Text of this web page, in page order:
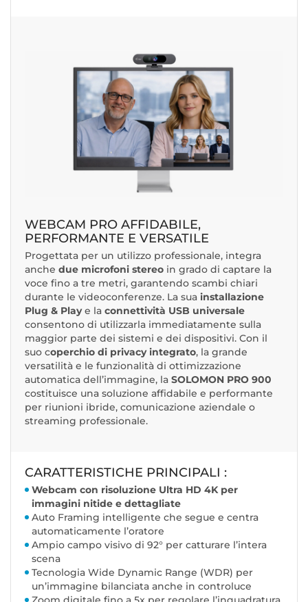
WEBCAM PRO AFFIDABILE,
PERFORMANTE E VERSATILE
Progettata per un utilizzo professionale, integra
anche due microfoni stereo in grado di captare la
voce fino a tre metri, garantendo scambi chiari
durante le videoconferenze. La sua installazione
Plug & Playe la connettività USB universale
consentono di utilizzarla immediatamente sulla
maggior parte dei sistemi e dei dispositivi. Con il
suo coperchio di privacy integrato, la grande
versatilità e le funzionalità di ottimizzazione
automatica dell’immagine, la SOLOMON PRO 900
costituisce una soluzione affidabile e performante
per riunioni ibride, comunicazione aziendale o
streaming professionale.
CARATTERISTICHE PRINCIPALI :
Webcam con risoluzione Ultra HD 4K per
immagini nitide e dettagliate
Auto Framing intelligente che segue e centra
automaticamente l’oratore
Ampio campo visivo di 92° per catturare l’intera
scena
Tecnologia Wide Dynamic Range (WDR) per
un’immagine bilanciata anche in controluce